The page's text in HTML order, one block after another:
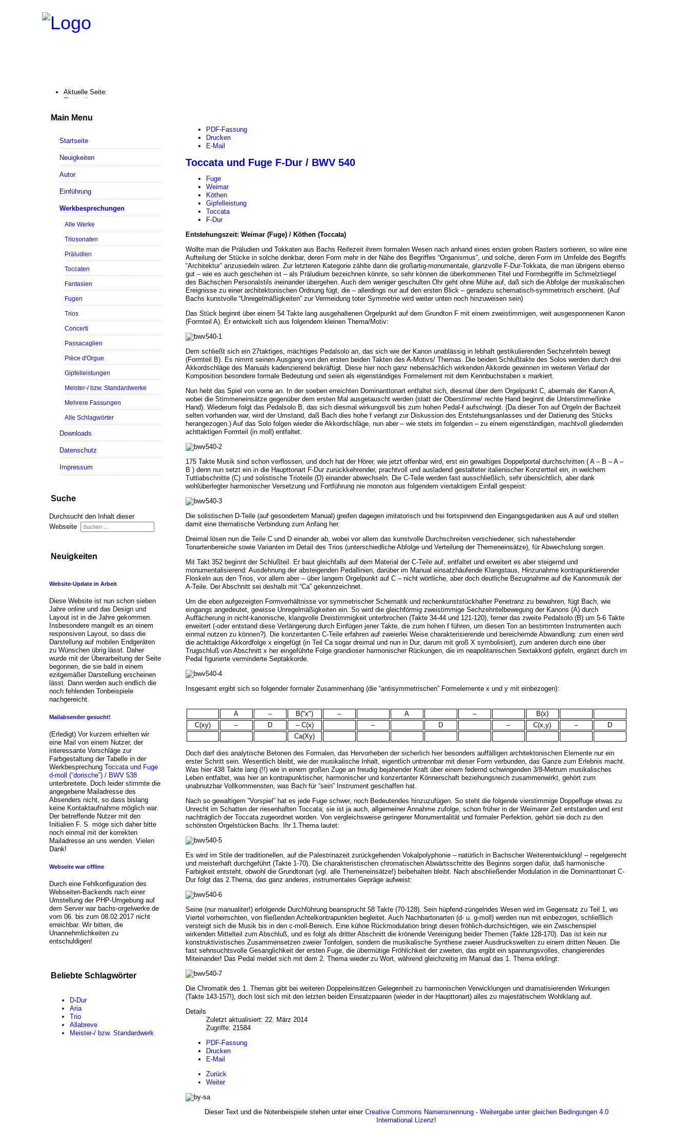
Aktuelle Seite:
Startseite
Toccata und Fuge F-Dur / BWV 540
Main Menu
Startseite
Neuigkeiten
Autor
Einführung
Werkbesprechungen
Alle Werke
Triosonaten
Präludien
Toccaten
Fantasien
Fugen
Trios
Concerti
Passacaglien
Pièce d'Orgue
Gipfelleistungen
Meister-/ bzw. Standardwerke
Mehrere Fassungen
Alle Schlagwörter
Downloads
Datenschutz
Impressum
Suche
Durchsucht den Inhalt dieser
Webseite
Neuigkeiten
Website-Update in Arbeit
Diese Website ist nun schon sieben
Jahre online und das Design und
Layout ist in die Jahre gekommen.
Insbesondere mangelt es an einem
responsiven Layout, so dass die
Darstellung auf mobilen Endgeräten
zu Wünschen übrig lässt. Daher
wurde mit der Überarbeitung der Seite
begonnen, die sie bald in einem
ezitgemäßer Darstellung erscheinen
lässt. Dann werden auch endlich die
noch fehlenden Tonbeispiele
nachgereicht.
Mailabsender gesucht!
(Erledigt) Vor kurzem erhielten wir
eine Mail von einem Nutzer, der
interessante Vorschläge zur
Farbgestaltung der Tabelle in der
Werkbesprechung Toccata und Fuge
d-moll (“dorische”) / BWV 538
unterbreitete. Doch leider stimmte die
angegebene Mailadresse des
Absenders nicht, so dass bislang
keine Kontaktaufnahme möglich war.
Der betreffende Nutzer mit den
Initialien F. S. möge sich daher bitte
noch einmal mit der korrekten
Mailadresse an uns wenden. Vielen
Dank!
Webseite war offline
Durch eine Fehlkonfiguration des
Webseiten-Backends nach einer
Umstellung der PHP-Umgebung auf
dem Server war bachs-orgelwerke.de
vom 06. bis zum 08.02.2017 nicht
erreichbar. Wir bitten, die
Unannehmlichkeiten zu
entschuldigen!
Beliebte Schlagwörter
D-Dur
Aria
Trio
Allabreve
Meister-/ bzw. Standardwerk
PDF-Fassung
Drucken
E-Mail
Toccata und Fuge F-Dur / BWV 540
Fuge
Weimar
Köthen
Gipfelleistung
Toccata
F-Dur
Entstehungszeit: Weimar (Fuge) / Köthen (Toccata)
Wollte man die Präludien und Tokkaten aus Bachs Reifezeit ihrem formalen Wesen nach anhand eines ersten groben Rasters sortieren, so wäre eine
Aufteilung der Stücke in solche denkbar, deren Form mehr in der Nähe des Begriffes “Organismus”, und solche, deren Form im Umfelde des Begriffs
“Architektur” anzusiedeln wären. Zur letzteren Kategorie zählte dann die großartig-monumentale, glanzvolle F-Dur-Tokkata, die man übrigens ebenso
gut – wie es auch geschehen ist – als Präludium bezeichnen könnte, so sehr können die überkommenen Titel und Formbegriffe im Schmelztiegel
des Bachschen Personalstils ineinander übergehen. Auch dem weniger geschulten Ohr geht ohne Mühe auf, daß sich die Abfolge der musikalischen
Ereignisse zu einer architektonischen Ordnung fügt, die – allerdings nur auf den ersten Blick – geradezu schematisch-symmetrisch erscheint. (Auf
Bachs kunstvolle “Unregelmäßigkeiten” zur Vermeidung toter Symmetrie wird weiter unten noch hinzuweisen sein)
Das Stück beginnt über einem 54 Takte lang ausgehaltenen Orgelpunkt auf dem Grundton F mit einem zweistimmigen, weit ausgesponnenen Kanon
(Formteil A). Er entwickelt sich aus folgendem kleinen Thema/Motiv:
Dem schließt sich ein 27taktiges, mächtiges Pedalsolo an, das sich wie der Kanon unablässig in lebhaft gestikulierenden Sechzehnteln bewegt
(Formteil B). Es nimmt seinen Ausgang von den ersten beiden Takten des A-Motivs/ Themas. Die beiden Schlußtakte des Solos werden durch drei
Akkordschläge des Manuals kadenzierend bekräftigt. Diese hier noch ganz nebensächlich wirkenden Akkorde gewinnen im weiteren Verlauf der
Komposition besondere formale Bedeutung und seien als eigenständiges Formelement mit dem Kennbuchstaben x markiert.
Nun hebt das Spiel von vorne an. In der soeben erreichten Dominanttonart entfaltet sich, diesmal über dem Orgelpunkt C, abermals der Kanon A,
wobei die Stimmeneinsätze gegenüber dem ersten Mal ausgetauscht werden (statt der Oberstimme/ rechte Hand beginnt die Unterstimme/linke
Hand). Wiederum folgt das Pedalsolo B, das sich diesmal wirkungsvoll bis zum hohen Pedal-f aufschwingt. (Da dieser Ton auf Orgeln der Bachzeit
selten vorhanden war, wird der Umstand, daß Bach dies hohe f verlangt zur Diskussion des Entstehungsanlasses und der Datierung des Stücks
herangezogen.) Auf das Solo folgen wieder die Akkordschläge, nun aber – wie stets im folgenden – zu einem eigenständigen, machtvoll gliedernden
achttaktigen Formteil (in moll) entfaltet:
175 Takte Musik sind schon verflossen, und doch hat der Hörer, wie jetzt offenbar wird, erst ein gewaltiges Doppelportal durchschritten ( A – B – A –
B ) denn nun setzt ein in die Haupttonart F-Dur zurückkehrender, prachtvoll und ausladend gestalteter italienischer Konzertteil ein, in welchem
Tuttiabschnitte (C) und solistische Trioteile (D) einander abwechseln. Die C-Teile werden fast ausschließlich, sehr übersichtlich, aber dank
wohlüberlegter harmonischer Versetzung und Fortführung nie monoton aus folgendem viertaktigem Einfall gespeist:
Die solistischen D-Teile (auf gesondertem Manual) greifen dagegen imitatorisch und frei fortspinnend den Eingangsgedanken aus A auf und stellen
damit eine thematische Verbindung zum Anfang her.
Dreimal lösen nun die Teile C und D einander ab, wobei vor allem das kunstvolle Durchschreiten verschiedener, sich nahestehender
Tonartenbereiche sowie Varianten im Detail des Trios (unterschiedliche Abfolge und Verteilung der Themeneinsätze), für Abwechslung sorgen.
Mit Takt 352 beginnt der Schlußteil. Er baut gleichfalls auf dem Material der C-Teile auf, entfaltet und erweitert es aber steigernd und
monumentalisierend: Ausdehnung der absteigenden Pedallinien, darüber im Manual einsatzhäufende Klangstaus, Hinzunahme kontrapunktierender
Floskeln aus den Trios, vor allem aber – über langem Orgelpunkt auf C – nicht wörtliche, aber doch deutliche Bezugnahme auf die Kanonmusik der
A-Teile. Der Abschnitt sei deshalb mit “Ca” gekennzeichnet.
Um die eben aufgezeigten Formverhältnisse vor symmetrischer Schematik und rechenkunststückhafter Penetranz zu bewahren, fügt Bach, wie
eingangs angedeutet, gewisse Unregelmäßigkeiten ein. So wird die gleichförmig zweistimmige Sechzehntelbewegung der Kanons (A) durch
Auffächerung in nicht-kanonische, klangvolle Dreistimmigkeit unterbrochen (Takte 34-44 und 121-120), ferner das zweite Pedalsolo (B) um 5-6 Takte
erweitert (-oder entstand diese Verlängerung durch Einfügen jener Takte, die zum hohen f führen, um diesen Ton an bestimmten Instrumenten auch
einmal nutzen zu können?). Die konzertanten C-Teile erfahren auf zweierlei Weise charakterisierende und bereichernde Abwandlung: zum einen wird
die achttaktige Akkordfolge x eingefügt (in Teil Ca sogar dreimal und nun in Dur, darum mit groß X symbolisiert), zum anderen durch eine über
Trugschluß von Abschnitt x her eingeführte Folge grandioser harmonischer Rückungen, die im neapolitanischen Sextakkord gipfeln, ergänzt durch im
Pedal figurierte verminderte Septakkorde.
Insgesamt ergibt sich so folgender formaler Zusammenhang (die “antisymmetrischen” Formelemente x und y mit einbezogen):
A – B("x") – A –
B(x)
C(xy)
– D – C(x) – D – C(x,y) –
D
Ca(Xy)
Doch darf dies analytische Betonen des Formalen, das Hervorheben der sicherlich hier besonders auffälligen architektonischen Elemente nur ein
erster Schritt sein. Wesentlich bleibt, wie der musikalische Inhalt, eigentlich untrennbar mit dieser Form verbunden, das Ganze zum Erlebnis macht.
Was hier 438 Takte lang (!!) wie in einem großen Zuge an freudig bejahender Kraft über einem federnd schwingenden 3/8-Metrum musikalisches
Leben entfaltet, was hier an kontrapunktischer, harmonischer und konzertanter Könnerschaft beziehungsreich zusammenwirkt, gehört zum
unabnutzbar Vollkommensten, was Bach für “sein” Instrument geschaffen hat.
Nach so gewaltigem “Vorspiel” hat es jede Fuge schwer, noch Bedeutendes hinzuzufügen. So steht die folgende vierstimmige Doppelfuge etwas zu
Unrecht im Schatten der riesenhaften Toccata; sie ist ja auch, allgemeiner Annahme zufolge, schon früher in der Weimarer Zeit entstanden und erst
nachträglich der Toccata zugeordnet worden. Von vergleichsweise geringerer Monumentalität und formaler Perfektion, gehört sie doch zu den
schönsten Orgelstücken Bachs. Ihr 1.Themalautet:
Es wird im Stile der traditionellen, auf die Palestrinazeit zurückgehenden Vokalpolyphonie – natürlich in Bachscher Weiterentwicklung! – regelgerecht
und meisterhaft durchgeführt (Takte 1-70). Die charakteristischen chromatischen Abwärtsschritte des Beginns sorgen dafür, daß harmonische
Farbigkeit entsteht, obwohl die Grundtonart (vgl. alle Themeneinsätze!) beibehalten bleibt. Nach abschließender Modulation in die Dominanttonart C-
Dur folgt das 2.Thema, das ganz anderes, instrumentales Gepräge aufweist:
Seine (nur manualiter!) erfolgende Durchführung beansprucht 58 Takte (70-128). Sein hüpfend-züngelndes Wesen wird im Gegensatz zu Teil 1, wo
Viertel vorherrschten, von fließenden Achtelkontrapunkten begleitet. Auch Nachbartonarten (d- u. g-moll) werden nun mit einbezogen, schließlich
versteigt sich die Musik bis in den c-moll-Bereich. Eine kühne Rückmodulation bringt diesen fröhlich-durchsichtigen, wie ein Zwischenspiel
wirkenden Mittelteil zum Abschluß, und es folgt als dritter Abschnitt die krönende Vereinigung beider Themen (Takte 128-170). Das ist kein nur
konstruktivistisches Zusammensetzen zweier Tonfolgen, sondern die musikalische Synthese zweier Ausdruckswelten zu einem dritten Neuen. Die
fast sehnsuchtsvolle Gesanglichkeit der ersten Fuge, die übermütige Fröhlichkeit der zweiten, das ergibt ein spannungsvolles, changierendes
Miteinander! Das Pedal meldet sich mit dem 2. Thema wieder zu Wort, während gleichzeitig im Manual das 1. Thema erklingt:
Die Chromatik des 1. Themas gibt bei weiteren Doppeleinsätzen Gelegenheit zu harmonischen Verwicklungen und dramatisierenden Wirkungen
(Takte 143-157!), doch löst sich mit den letzten beiden Einsatzpaaren (wieder in der Haupttonart) alles zu majestätischem Wohlklang auf.
Details
Zuletzt aktualisiert: 22. März 2014
Zugriffe: 21584
PDF-Fassung
Drucken
E-Mail
Zurück
Weiter
Dieser Text und die Notenbeispiele stehen unter einer Creative Commons Namensnennung - Weitergabe unter gleichen Bedingungen 4.0
International Lizenz!